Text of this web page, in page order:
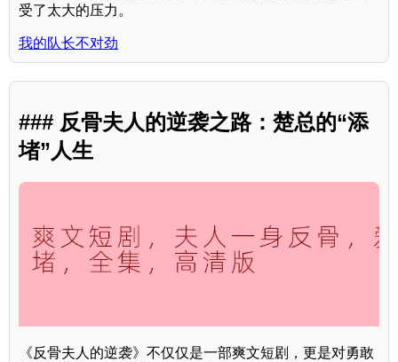
受了太大的压力。
我的队长不对劲
### 反骨夫人的逆袭之路：楚总的“添
堵”人生
《反骨夫人的逆袭》不仅仅是一部爽文短剧，更是对勇敢